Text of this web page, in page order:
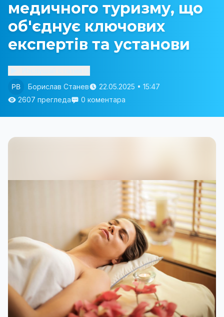
медичного туризму, що
об'єднує ключових
експертів та установи
Борислав Станев
22.05.2025 • 15:47
2607 прегледа
0 коментара